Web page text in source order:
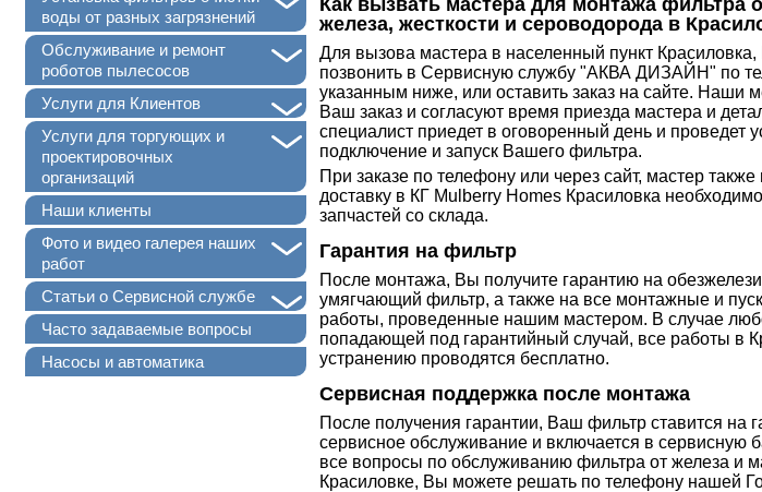
воды от разных загрязнений
+
Обслуживание и ремонт
роботов пылесосов
Услуги для Клиентов
+
Услуги для торгующих и
проектировочных
организаций
Наши клиенты
+
Фото и видео галерея наших
работ
+
Статьи о Сервисной службе
Часто задаваемые вопросы
Насосы и автоматика
железа, жесткости и сероводорода в
Для вызова мастера в населенный пункт
позвонить в Сервисную службу "АКВА ДИЗАЙН" по
указанным ниже, или оставить заказ на сайте. Наши
Ваш заказ и согласуют время приезда мастера и
специалист приедет в оговоренный день и проведет
подключение и запуск Вашего фильтра.
При заказе по телефону или через сайт, мастер
доставку в КГ Mulberry Homes Красиловка
запчастей со склада.
Гарантия на фильтр
После монтажа, Вы получите гарантию на
умягчающий фильтр, а также на все монтажные и
работы, проведенные нашим мастером. В случае
попадающей под гарантийный случай, все работы в
устранению проводятся бесплатно.
Сервисная поддержка после монтажа
После получения гарантии, Ваш фильтр ставится на
сервисное обслуживание и включается в сервисную
все вопросы по обслуживанию фильтра от железа и
Красиловке, Вы можете решать по телефону нашей